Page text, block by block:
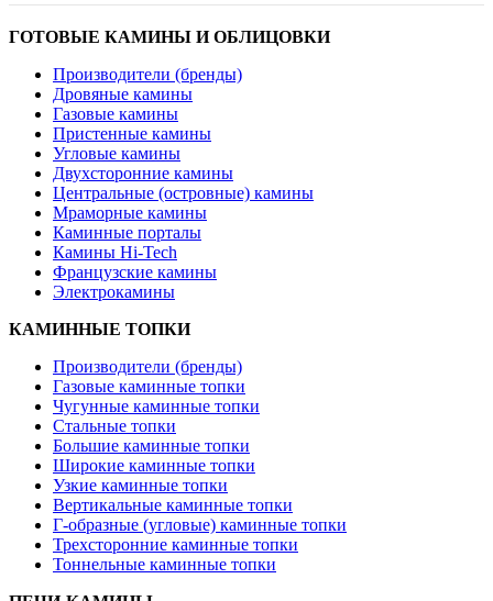
ГОТОВЫЕ КАМИНЫ И ОБЛИЦОВКИ
Производители (бренды)
Дровяные камины
Газовые камины
Пристенные камины
Угловые камины
Двухсторонние камины
Центральные (островные) камины
Мраморные камины
Каминные порталы
Камины Hi-Tech
Французские камины
Электрокамины
КАМИННЫЕ ТОПКИ
Производители (бренды)
Газовые каминные топки
Чугунные каминные топки
Стальные топки
Большие каминные топки
Широкие каминные топки
Узкие каминные топки
Вертикальные каминные топки
Г-образные (угловые) каминные топки
Трехсторонние каминные топки
Тоннельные каминные топки